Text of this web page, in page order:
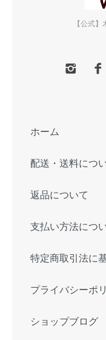
【公式
ホーム
配送・送料につ
返品について
支払い方法につ
特定商取引法に
プライバシーポ
ショップブログ